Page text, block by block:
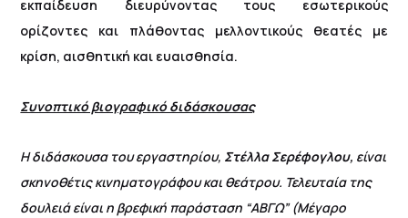
εκπαίδευση διευρύνοντας τους εσωτερικούς
ορίζοντες και πλάθοντας μελλοντικούς θεατές με
κρίση, αισθητική και ευαισθησία.
Συνοπτικό βιογραφικό διδάσκουσας
Η διδάσκουσα του εργαστηρίου, Στέλλα Σερέφογλου, είναι
σκηνοθέτις κινηματογράφου και θεάτρου. Τελευταία της
δουλειά είναι η βρεφική παράσταση “ΑΒΓΩ” (Μέγαρο